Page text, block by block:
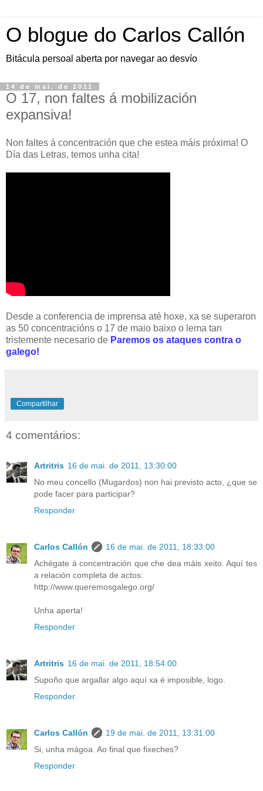
O blogue do Carlos Callón
Bitácula persoal aberta por navegar ao desvío
14 de mai. de 2011
O 17, non faltes á mobilización
expansiva!
Non faltes á concentración que che estea máis próxima! O
Día das Letras, temos unha cita!
Desde a conferencia de imprensa até hoxe, xa se superaron
as 50 concentracións o 17 de maio baixo o lema tan
tristemente necesario de Paremos os ataques contra o
galego!
Compartilhar
4 comentários:
Artritris 16 de mai. de 2011, 13:30:00
No meu concello (Mugardos) non hai previsto acto, ¿que se
pode facer para participar?
Responder
Carlos Callón
16 de mai. de 2011, 18:33:00
Achégate á concentración que che dea máis xeito. Aquí tes
a relación completa de actos:
http://www.queremosgalego.org/
Unha aperta!
Responder
Artritris 16 de mai. de 2011, 18:54:00
Supoño que argallar algo aquí xa é imposible, logo.
Responder
Carlos Callón
19 de mai. de 2011, 13:31:00
Si, unha mágoa. Ao final que fixeches?
Responder